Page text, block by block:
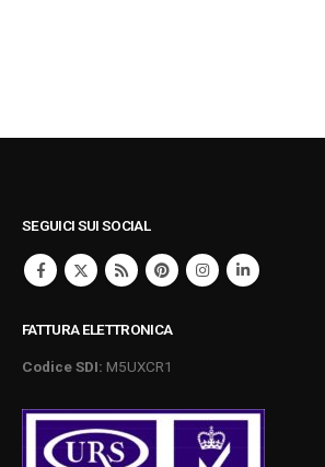
SEGUICI SUI SOCIAL
FATTURA ELETTRONICA
Codice SDI: M5UXCR1